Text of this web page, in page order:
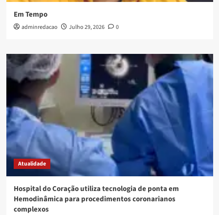
Em Tempo
adminredacao Julho 29, 2026 0
Atualidade
Hospital do Coração utiliza tecnologia de ponta em
Hemodinâmica para procedimentos coronarianos
complexos